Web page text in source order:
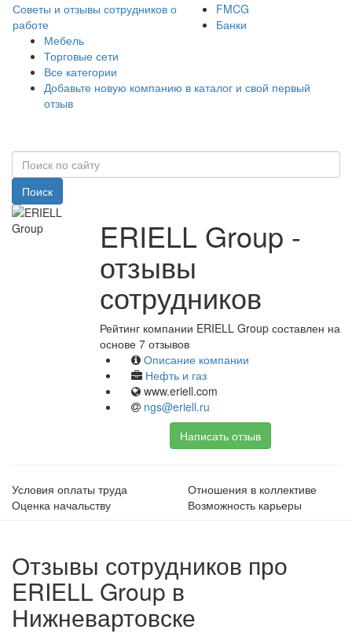
Советы и отзывы сотрудников о
работе
FMCG
Банки
Мебель
Торговые сети
Все категории
Добавьте новую компанию в каталог и свой первый
отзыв
Поиск
ERIELL Group -
отзывы
сотрудников
Рейтинг компании ERIELL Group составлен на
основе 7 отзывов
Описание компании
Нефть и газ
www.eriell.com
ngs@eriell.ru
Написать отзыв
Условия оплаты труда
Отношения в коллективе
Оценка начальству
Возможность карьеры
Отзывы сотрудников про
ERIELL Group в
Нижневартовске